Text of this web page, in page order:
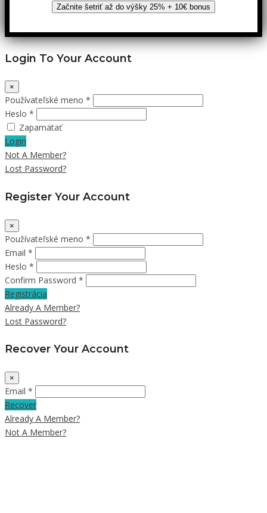
Začnite šetriť až do výšky 25% + 10€ bonus
Login To Your Account
×
Používateľské meno *
Heslo *
Zapamätať
Login
Not A Member?
Lost Password?
Register Your Account
×
Používateľské meno *
Email *
Heslo *
Confirm Password *
Registrácia
Already A Member?
Lost Password?
Recover Your Account
×
Email *
Recover
Already A Member?
Not A Member?